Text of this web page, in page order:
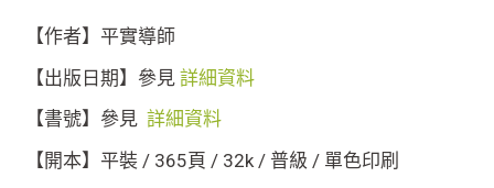
【作者】平實導師
【出版日期】參見 詳細資料
【書號】參見 詳細資料
【開本】平裝 / 365頁 / 32k / 普級 / 單色印刷